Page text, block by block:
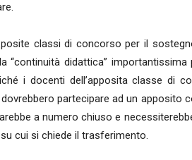
classi di concorso per il
“continuità didattica”
i docenti dell’apposita classe di
partecipare ad un apposito
a numero chiuso e
cui si chiede il trasferimento.